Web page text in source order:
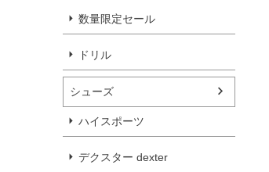
数量限定セール
ドリル
シューズ
ハイスポーツ
デクスター dexter